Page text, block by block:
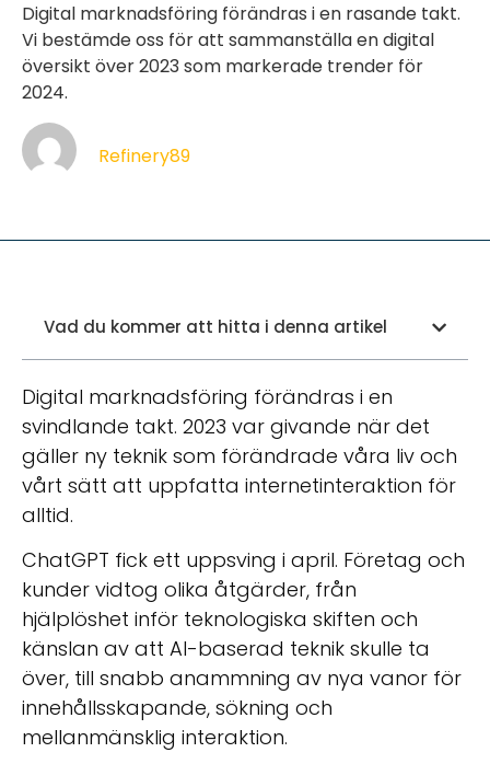
Digital marknadsföring förändras i en rasande takt.
Vi bestämde oss för att sammanställa en digital
översikt över 2023 som markerade trender för
2024.
Refinery89
Vad du kommer att hitta i denna artikel
Digital marknadsföring förändras i en
svindlande takt. 2023 var givande när det
gäller ny teknik som förändrade våra liv och
vårt sätt att uppfatta internetinteraktion för
alltid.
ChatGPT fick ett uppsving i april. Företag och
kunder vidtog olika åtgärder, från
hjälplöshet inför teknologiska skiften och
känslan av att AI-baserad teknik skulle ta
över, till snabb anammning av nya vanor för
innehållsskapande, sökning och
mellanmänsklig interaktion.